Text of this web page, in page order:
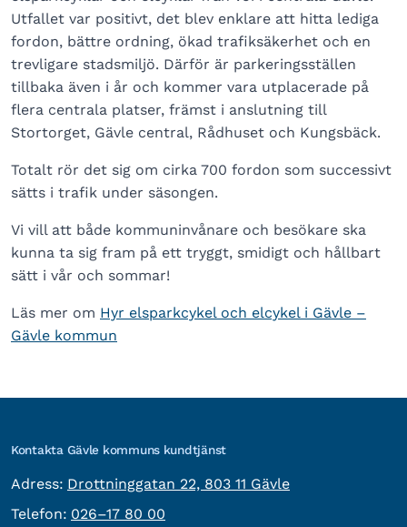
Utfallet var positivt, det blev enklare att hitta lediga
fordon, bättre ordning, ökad trafiksäkerhet och en
trevligare stadsmiljö. Därför är parkeringsställen
tillbaka även i år och kommer vara utplacerade på
flera centrala platser, främst i anslutning till
Stortorget, Gävle central, Rådhuset och Kungsbäck.
Totalt rör det sig om cirka 700 fordon som successivt
sätts i trafik under säsongen.
Vi vill att både kommuninvånare och besökare ska
kunna ta sig fram på ett tryggt, smidigt och hållbart
sätt i vår och sommar!
Läs mer om Hyr elsparkcykel och elcykel i Gävle –
Gävle kommun
Kontakta Gävle kommuns kundtjänst
Adress: besöksadress:
Drottninggatan 22, 803 11 Gävle
Telefon: Telefon:
026–17 80 00